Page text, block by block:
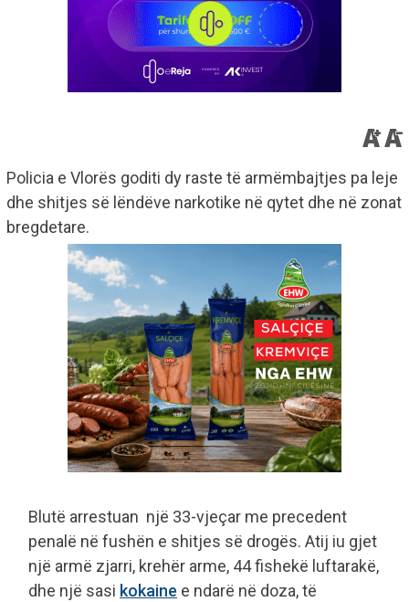
Policia e Vlorës goditi dy raste të armëmbajtjes pa leje
dhe shitjes së lëndëve narkotike në qytet dhe në zonat
bregdetare.
Blutë arrestuan një 33-vjeçar me precedent
penalë në fushën e shitjes së drogës. Atij iu gjet
një armë zjarri, krehër arme, 44 fishekë luftarakë,
dhe një sasi kokaine e ndarë në doza, të